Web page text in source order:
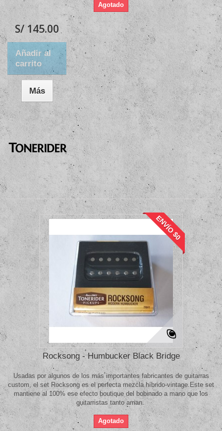
Agotado
S/ 145.00
Añadir al
carrito
Más
ENVÍO $0
Rocksong - Humbucker Black Bridge
Usadas por algunos de los más importantes fabricantes de guitarras
custom, el set Rocksong es el perfecta mezcla híbrido-vintage.Este set
mantiene al 100% ese efecto boutique del bobinado a mano que los
guitarristas tanto aman.
Agotado